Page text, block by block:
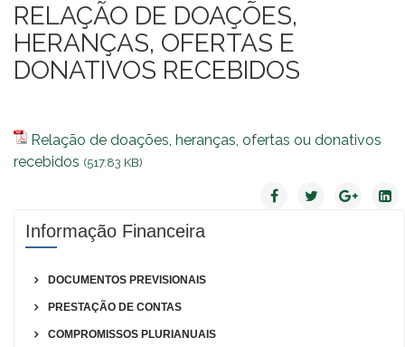
RELAÇÃO DE DOAÇÕES,
HERANÇAS, OFERTAS E
DONATIVOS RECEBIDOS
Relação de doações, heranças, ofertas ou donativos
recebidos (517.83 KB)
Informação Financeira
DOCUMENTOS PREVISIONAIS
PRESTAÇÃO DE CONTAS
COMPROMISSOS PLURIANUAIS